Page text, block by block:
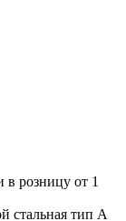
розницу от 1